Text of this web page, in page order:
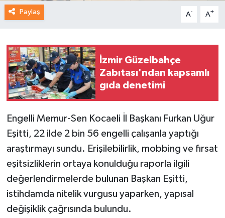
Paylaş A- A+
İzmir Güzelbahçe
Zabıtası'ndan kapsamlı
gıda denetimi
Engelli Memur-Sen Kocaeli İl Başkanı Furkan Uğur
Eşitti, 22 ilde 2 bin 56 engelli çalışanla yaptığı
araştırmayı sundu. Erişilebilirlik, mobbing ve fırsat
eşitsizliklerin ortaya konulduğu raporla ilgili
değerlendirmelerde bulunan Başkan Eşitti,
istihdamda nitelik vurgusu yaparken, yapısal
değişiklik çağrısında bulundu.